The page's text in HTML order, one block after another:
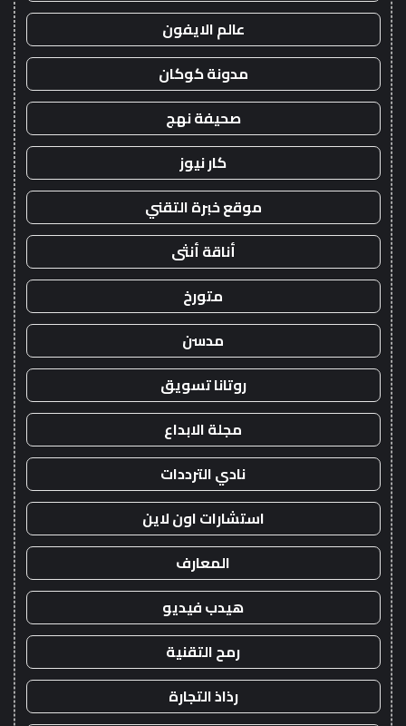
عالم الايفون
مدونة كوكان
صحيفة نهج
كار نيوز
موقع خبرة التقني
أناقة أنثى
متورخ
مدسن
روتانا تسويق
مجلة الابداع
نادي الترددات
استشارات اون لاين
المعارف
هيدب فيديو
رمح التقنية
رذاذ التجارة